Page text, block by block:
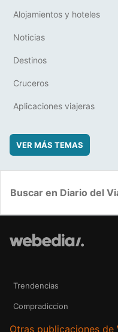
Alojamientos y hoteles
Noticias
Destinos
Cruceros
Aplicaciones viajeras
VER MÁS TEMAS
Trendencias
Compradiccion
Otras publicaciones de